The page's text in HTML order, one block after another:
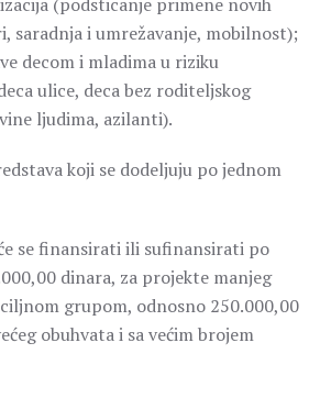
saradnja i umrežavanje, mobilnost);
decom i mladima u riziku
ulice, deca bez roditeljskog
ljudima, azilanti).
koji se dodeljuju po jednom
se finansirati ili sufinansirati po
dinara, za projekte manjeg
grupom, odnosno 250.000,00
obuhvata i sa većim brojem